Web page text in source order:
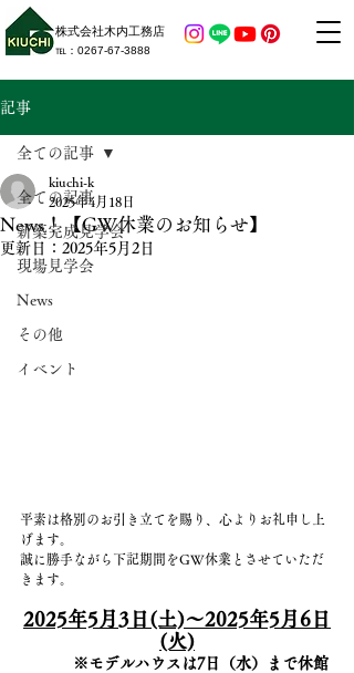
株式会社木内工務店
​℡：​0267-67-3888
記事
全ての記事
新築完成見学会
現場見学会
News
その他
イベント
全ての記事
News！【GW休業のお知らせ】
kiuchi-k
2025年4月18日
更新日： 2025年5月2日
平素は格別のお引き立てを賜り、心よりお礼申し上
げます。
誠に勝手ながら下記期間をGW休業とさせていただ
きます。
2025年5月3日(土)〜2025年5月6日
(火)
※モデルハウスは7日（水）まで休館